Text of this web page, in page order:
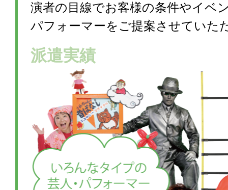
演者の目線でお客様の条件やイベ
パフォーマーをご提案させていた
派遣実績